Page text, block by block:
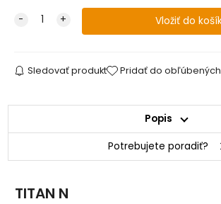
Sledovať produkt Pridať do obľúbených
Popis
Potrebujete poradiť?
TITAN N